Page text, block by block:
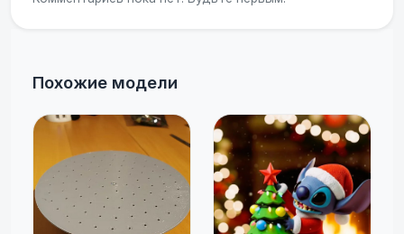
Похожие модели